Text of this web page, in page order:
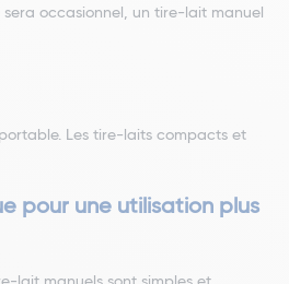
occasionnel, un tire-lait manuel
Les tire-laits compacts et
pour une utilisation plus